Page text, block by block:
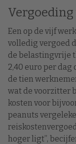
Een op de vijf
volledig vergoed
de belastingvrije
2,40 euro per dag
de tien
wat de voorzitter
kosten voor
peanuts
hoger ligt”,